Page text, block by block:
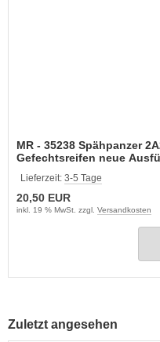
MR - 35238 Spähpanzer
Gefechtsreifen neue
Lieferzeit: 3-5 Tage
20,50 EUR
inkl. 19 % MwSt. zzgl. Versandkosten
Zuletzt angesehen